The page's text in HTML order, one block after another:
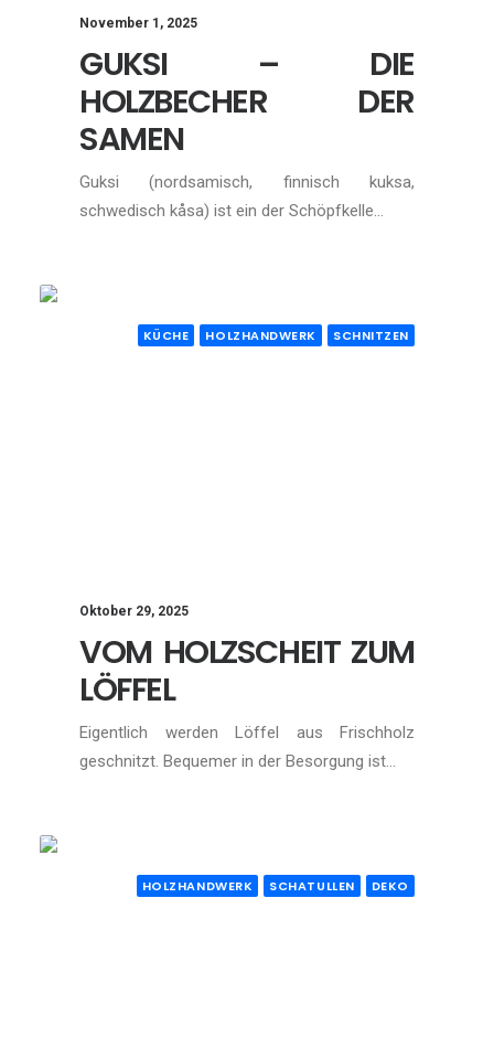
November 1, 2025
GUKSI – DIE
HOLZBECHER DER
SAMEN
Guksi (nordsamisch, finnisch kuksa,
schwedisch kåsa) ist ein der Schöpfkelle…
KÜCHE HOLZHANDWERK SCHNITZEN
Oktober 29, 2025
VOM HOLZSCHEIT ZUM
LÖFFEL
Eigentlich werden Löffel aus Frischholz
geschnitzt. Bequemer in der Besorgung ist…
HOLZHANDWERK SCHATULLEN DEKO